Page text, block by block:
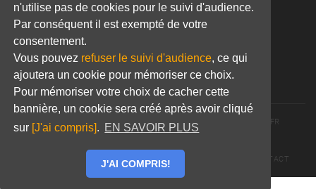
n'utilise pas de cookies pour le suivi d'audience.
Par conséquent il est exempté de votre
consentement.
Vous pouvez refuser le suivi d'audience, ce qui
ajoutera un cookie pour mémoriser ce choix.
Pour mémoriser votre choix de cacher cette
bannière, un cookie sera créé après avoir cliqué
sur [J'ai compris]. EN SAVOIR PLUS
J'AI COMPRIS!
Tel: +33 (0) 466 806 300
Email:commercial@jallatte.fr
Website:www.jallatte.fr
© 2026 JALLATTE - ALL RIGHTS RESERVED WWW.JALLATTE.FR
POLITIQUE DE CONFIDENTIALITÉ
CONTACT